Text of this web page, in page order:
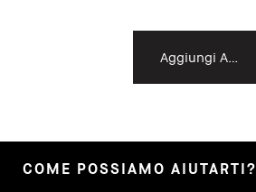
COME POSSIAMO AIUTARTI?